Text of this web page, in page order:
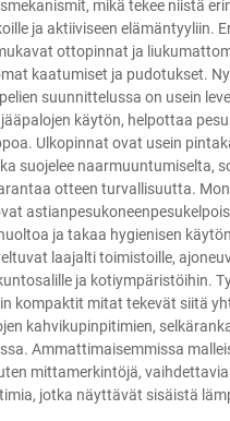
mikä tekee niistä
ja aktiiviseen elämäntyyliin.
ottopinnat ja
kaatumiset ja pudotukset.
suunnittelussa on usein
käytön, helpottaa
Ulkopinnat ovat usein
suojelee naarmuuntumiselta,
otteen turvallisuutta.
ja takaa hygienisen
laajalti toimistoille,
ja kotiympäristöihin.
kompaktit mitat tekevät siitä
kahvikupinpitimien,
Ammattimaisemmissa
mittamerkintöjä,
jotka näyttävät sisäistä